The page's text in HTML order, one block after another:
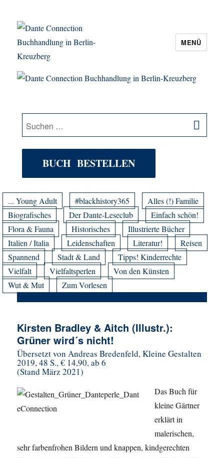
Dante Connection Buchhandlung in
MENÜ
Suche
nach:
BUCH BESTELLEN
... Young Adult #blackhistory365
Alles (!) Familie
Biografisches
Der Dante-Leseclub
Einfach schön!
Flora & Fauna
Historisches
Illustrierte Bücher
Italien / Italia
Leidenschaften Literatur!
Reisen
Spannend
Stadt & Land
Tipps! Kinderrechte
Vielfalt
Vielfaltsperlen
Von den Künsten
Wut & Mut
Zum Vorlesen
Kirsten Bradley & Aitch (Illustr.):
Grüner wird´s nicht!
Übersetzt von Andreas Bredenfeld, Kleine Gestalten
2019, 48 S., € 14,90, ab 6
(Stand März 2021)
Das Buch für
kleine Gärtner
erklärt in
malerischen,
sehr farbenfrohen Bildern und knappen, kindgerechten